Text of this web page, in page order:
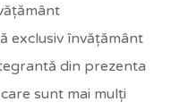
exclusiv învăţământ
din prezenta
sunt mai mulţi